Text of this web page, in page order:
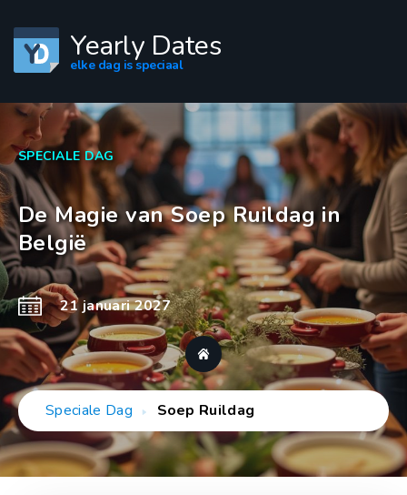
Yearly Dates
elke dag is speciaal
SPECIALE DAG
De Magie van Soep Ruildag in
België
21 januari 2027
Speciale Dag Soep Ruildag